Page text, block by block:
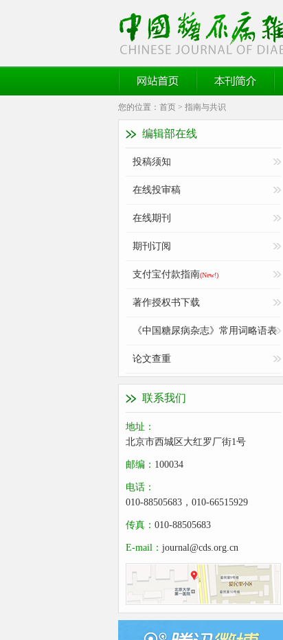
网站首页 本刊简介
您的位置： 首页 > 指南与共识
编辑部在线
投稿须知
在线投审稿
在线期刊
期刊订阅
支付宝付款指南(New!)
著作授权书下载
《中国糖尿病杂志》常用词略语表
论文查重
联系我们
地址：
北京市西城区大红罗厂街1号
邮编： 100034
电话：
010-88505683，010-66515929
传真： 010-88505683
E-mail： journal@cds.org.cn